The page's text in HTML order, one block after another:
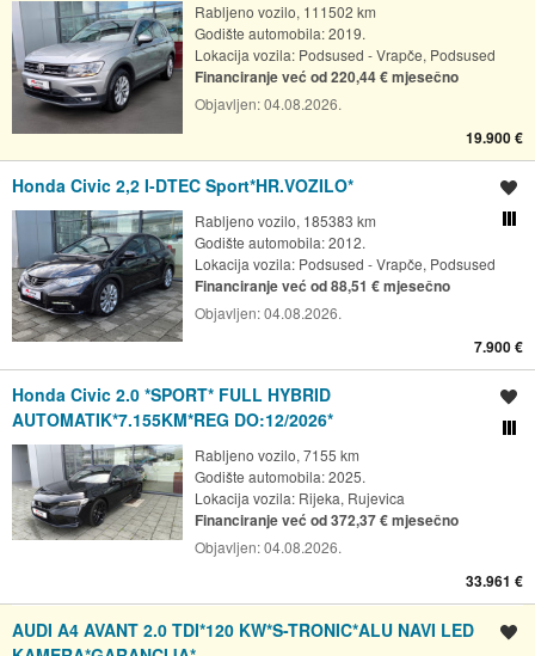
Rabljeno vozilo, 111502 km
Godište automobila: 2019.
Lokacija vozila: Podsused - Vrapče, Podsused
Financiranje već od 220,44 € mjesečno
Objavljen:04.08.2026.
19.900 €
Honda Civic 2,2 I-DTEC Sport*HR.VOZILO*
Rabljeno vozilo, 185383 km
Godište automobila: 2012.
Lokacija vozila: Podsused - Vrapče, Podsused
Financiranje već od 88,51 € mjesečno
Objavljen:04.08.2026.
7.900 €
Honda Civic 2.0 *SPORT* FULL HYBRID
AUTOMATIK*7.155KM*REG DO:12/2026*
Rabljeno vozilo, 7155 km
Godište automobila: 2025.
Lokacija vozila: Rijeka, Rujevica
Financiranje već od 372,37 € mjesečno
Objavljen:04.08.2026.
33.961 €
AUDI A4 AVANT 2.0 TDI*120 KW*S-TRONIC*ALU NAVI LED